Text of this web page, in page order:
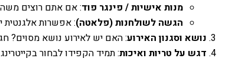
מנות אישיות / פינגר פוד: אם אתם רוצים
הגשה לשולחנות (פלאטה): אפשרות אלגנטית
נושא וסגנון האירוע: האם יש לאירוע נושא מסוים?
דגש על טריות ואיכות: תמיד הקפידו לבחור